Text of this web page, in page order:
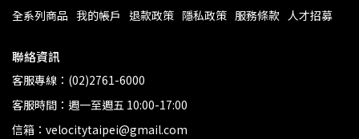
全系列商品 我的帳戶 退款政策 隱私政策 服務條款 人才招募
聯絡資訊
客服專線：(02)2761-6000
客服時間：週一至週五 10:00-17:00
信箱：velocitytaipei@gmail.com